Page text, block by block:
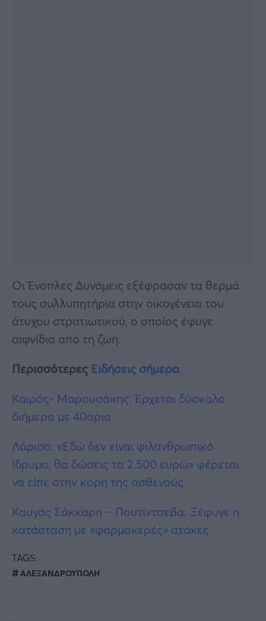
Οι Ένοπλες Δυνάμεις εξέφρασαν τα θερμά
τους συλλυπητήρια στην οικογένεια του
άτυχου στρατιωτικού, ο οποίος έφυγε
αιφνίδια από τη ζωή.
Περισσότερες Ειδήσεις σήμερα
Καιρός- Μαρουσάκης: Έρχεται δύσκολο
διήμερο με 40αρια
Λάρισα: «Εδώ δεν είναι φιλανθρωπικό
ίδρυμα, θα δώσεις τα 2.500 ευρώ» φέρεται
να είπε στην κόρη της ασθενούς
Καυγάς Σάκκαρη – Πουτίντσεβα: Ξέφυγε η
κατάσταση με «φαρμακερές» ατάκες
TAGS:
ΑΛΕΞΑΝΔΡΟΥΠΟΛΗ